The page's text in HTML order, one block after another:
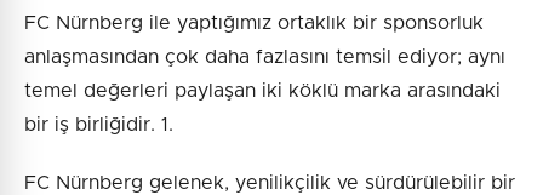
FC Nürnberg ile yaptığımız ortaklık bir sponsorluk
anlaşmasından çok daha fazlasını temsil ediyor; aynı
temel değerleri paylaşan iki köklü marka arasındaki
bir iş birliğidir. 1.
FC Nürnberg gelenek, yenilikçilik ve sürdürülebilir bir